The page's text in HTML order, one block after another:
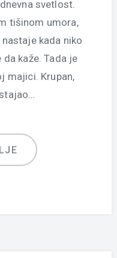
svetlost.
tišinom umora,
kada niko
kaže. Tada je
majici. Krupan,